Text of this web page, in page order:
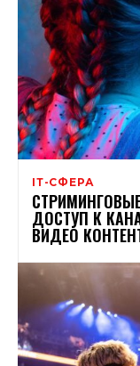
ІТ-СФЕРА
ДОСТУП К
ВИДЕО